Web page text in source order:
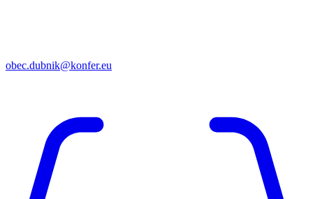
obec.dubnik@konfer.eu